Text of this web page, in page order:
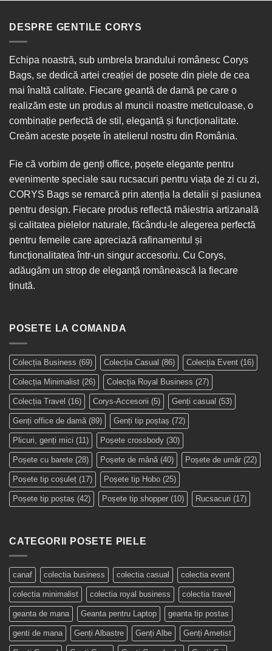
DESPRE GENTILE CORYS
Echipa noastră, sub umbrela brandului românesc Corys
Bags, se dedică artei creației de posete din piele de cea
mai înaltă calitate. Fiecare geantă de damă pe care o
realizăm este un produs al muncii noastre meticuloase, o
combinație perfectă de stil, eleganță și funcționalitate.
Creăm aceste poșete în atelierul nostru din România.
Fie că vorbim de genți office, poșete elegante pentru
evenimente speciale sau rucsacuri pentru viața de zi cu zi,
CORYS Bags se remarcă prin atenția la detalii și pasiunea
pentru design. Fiecare produs reflectă măiestria artizanală
și calitatea pielelor naturale, făcându-le alegerea perfectă
pentru femeile care apreciază rafinamentul și
funcționalitatea într-un singur accesoriu. Cu Corys,
adăugăm un strop de eleganță românească la fiecare
ținută.
POSETE LA COMANDA
Colecția Business (69) Colecția Casual (86) Colecția Event (16)
Colecția Minimalist (26) Colecția Royal Business (27)
Colecția Travel (16) Corys-Accesorii (5) Genți casual (53)
Genți office de damă (89) Genți tip poștaș (72)
Plicuri, genți mici (11) Poșete crossbody (30)
Poșete cu barete (28) Poșete de mână (40) Poșete de umăr (22)
Poșete tip coșuleț (17) Poșete tip Hobo (25)
Poșete tip poștaș (42) Poșete tip shopper (10) Rucsacuri (17)
CATEGORII POSETE PIELE
canaf colectia business colectia casual colectia event
colectia minimalist colectia royal business colectia travel
geanta de mana Geanta pentru Laptop geanta tip postas
genti de mana Genți Albastre Genți Albe Genți Ametist